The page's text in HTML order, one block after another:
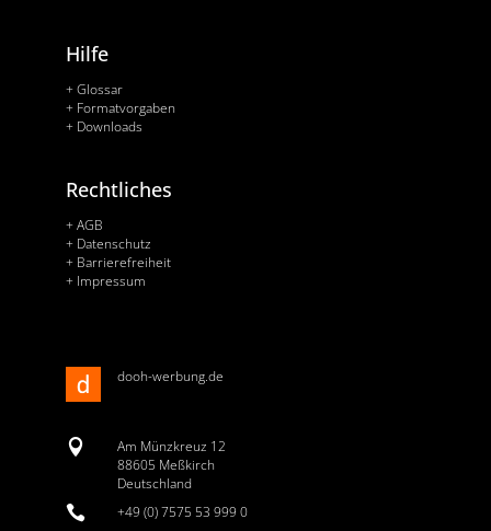
Hilfe
+ Glossar
+ Formatvorgaben
+ Downloads
Rechtliches
+ AGB
+ Datenschutz
+ Barrierefreiheit
+ Impressum
dooh-werbung.de

Am Münzkreuz 12
88605 Meßkirch
Deutschland
 +49 (0) 7575 53 999 0